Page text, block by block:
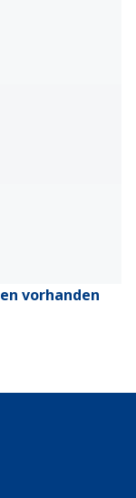
vorhanden